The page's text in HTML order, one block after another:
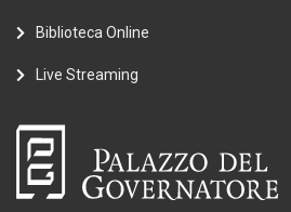
Biblioteca Online
Live Streaming